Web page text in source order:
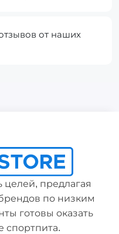
от наших
целей, предлагая
по низким
готовы оказать
спортпита.